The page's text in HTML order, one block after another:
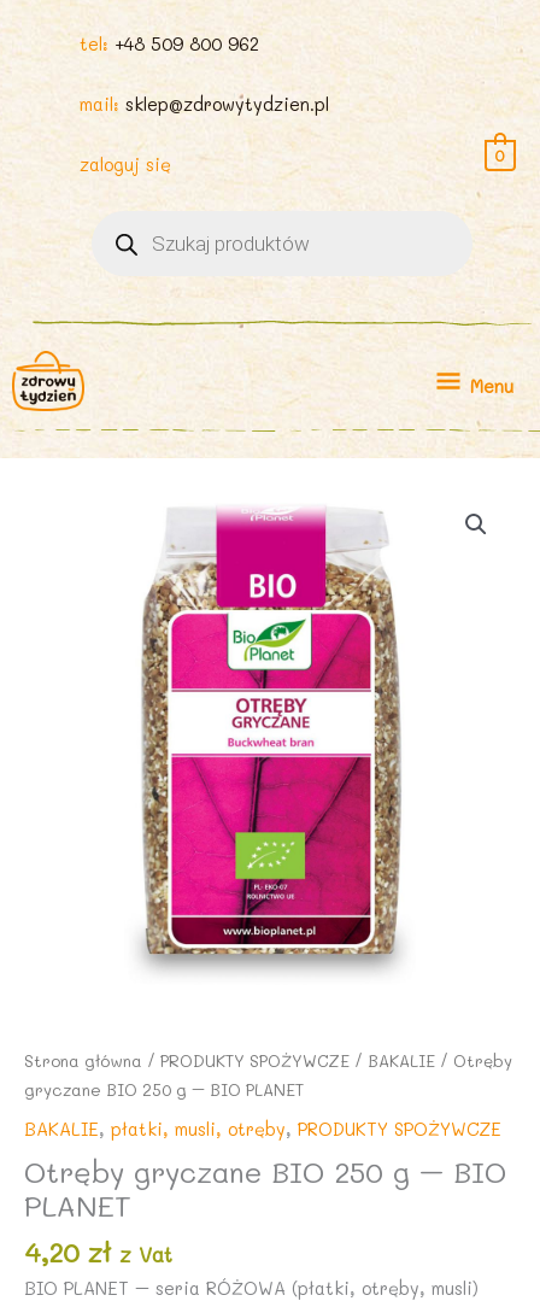
tel: +48 509 800 962
mail: sklep@zdrowytydzien.pl
zaloguj się
produktów
0
Menu
Menu
Strona główna / PRODUKTY SPOŻYWCZE / BAKALIE / Otręby
gryczane BIO 250 g – BIO PLANET
BAKALIE, płatki, musli, otręby, PRODUKTY SPOŻYWCZE
Otręby gryczane BIO 250 g – BIO
PLANET
4,20 zł z Vat
BIO PLANET – seria RÓŻOWA (płatki, otręby, musli)